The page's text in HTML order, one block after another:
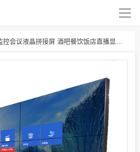
控会议液晶拼接屏 酒吧餐饮饭店直播显示大屏 46-49-55寸现货